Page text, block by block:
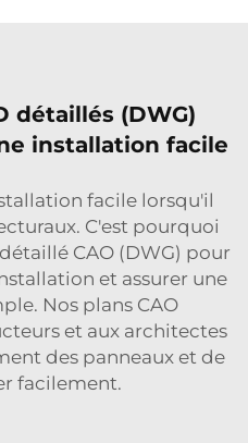
détaillés (DWG)
installation facile
facile lorsqu'il
C'est pourquoi
CAO (DWG) pour
et assurer une
Nos plans CAO
et aux architectes
des panneaux et de
facilement.